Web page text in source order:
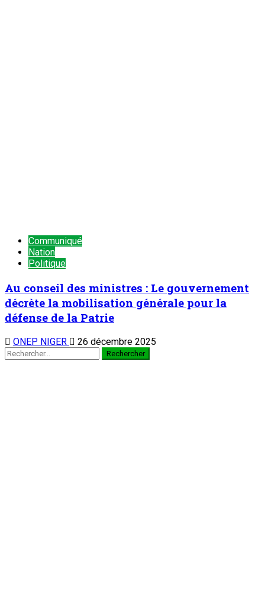
Communiqué
Nation
Politique
Au conseil des ministres : Le gouvernement
décrète la mobilisation générale pour la
défense de la Patrie
ONEP NIGER 26 décembre 2025